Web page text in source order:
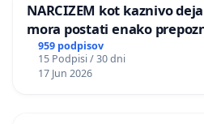
NARCIZEM kot kaznivo
mora postati enako
nasilje
959 podpisov
15 Podpisi / 30 dni
17 Jun 2026